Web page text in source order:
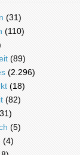
(31)
(110)
(89)
(2.296)
(18)
(82)
(5)
(4)